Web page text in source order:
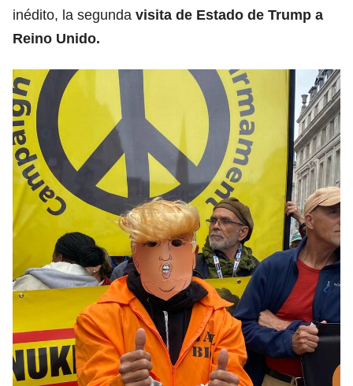
inédito, la segunda visita de Estado de Trump a
Reino Unido.